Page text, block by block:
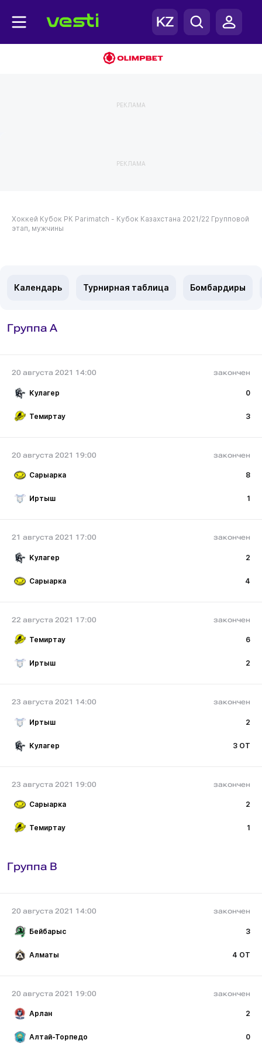
РЕКЛАМА
РЕКЛАМА
Хоккей Кубок РК Parimatch - Кубок Казахстана 2021/22 Групповой
этап, мужчины
Календарь Турнирная таблица Бомбардиры
Группа A
20 августа 2021 14:00 закончен
Кулагер 0
Темиртау 3
20 августа 2021 19:00 закончен
Сарыарка 8
Иртыш 1
21 августа 2021 17:00 закончен
Кулагер 2
Сарыарка 4
22 августа 2021 17:00 закончен
Темиртау 6
Иртыш 2
23 августа 2021 14:00 закончен
Иртыш 2
Кулагер 3 ОТ
23 августа 2021 19:00 закончен
Сарыарка 2
Темиртау 1
Группа B
20 августа 2021 14:00 закончен
Бейбарыс 3
Алматы 4 ОТ
20 августа 2021 19:00 закончен
Арлан 2
Алтай-Торпедо 0